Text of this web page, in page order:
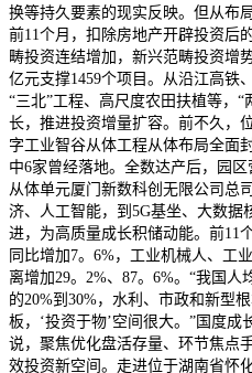
换等持久要素的现实反映。但从布
前11个月，扣除房地产开辟投资后
畴投资连结增加，新兴范畴投资增
亿元支撑1459个项目。从沿江高铁
“三北”工程、高尺度农田扶植等，
长，推进投资增量扩容。前不久，
字工业智谷从体工程从体布局全面
中6家曾经落地。全数达产后，园
从体单元厦门新数科创无限公司总
济、人工智能，到5G基坐、大数据
进，为高质量成长积储动能。前11
同比增加7。6%，工业机械人、工
离增加29。2%、87。6%。“我国
的20%到30%，水利、市政和新型
板，‘投资于物’空间很大。”国度
说，聚焦优化盘活存量、环节焦点
效投资新空间。走进位于湖南省怀